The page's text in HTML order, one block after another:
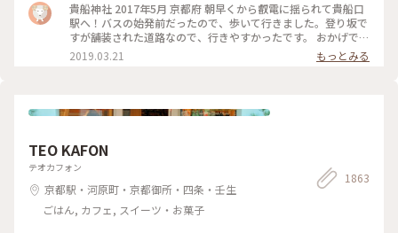
貴船神社 2017年5月 京都府 朝早くから叡電に揺られて貴船口
駅へ！バスの始発前だったので、歩いて行きました。登り坂で
すが舗装された道路なので、行きやすかったです。 おかげで人
の少ないシーンとした空気を味わえたので良かったです。 御朱
印ももらえて大満足でした☺️ 京都旅行は早寝早起きになりま
2019.03.21 もっとみる
TEO KAFON
テオカフォン
京都駅・河原町・京都御所・四条・壬生
ごはん, カフェ, スイーツ・お菓子
1863